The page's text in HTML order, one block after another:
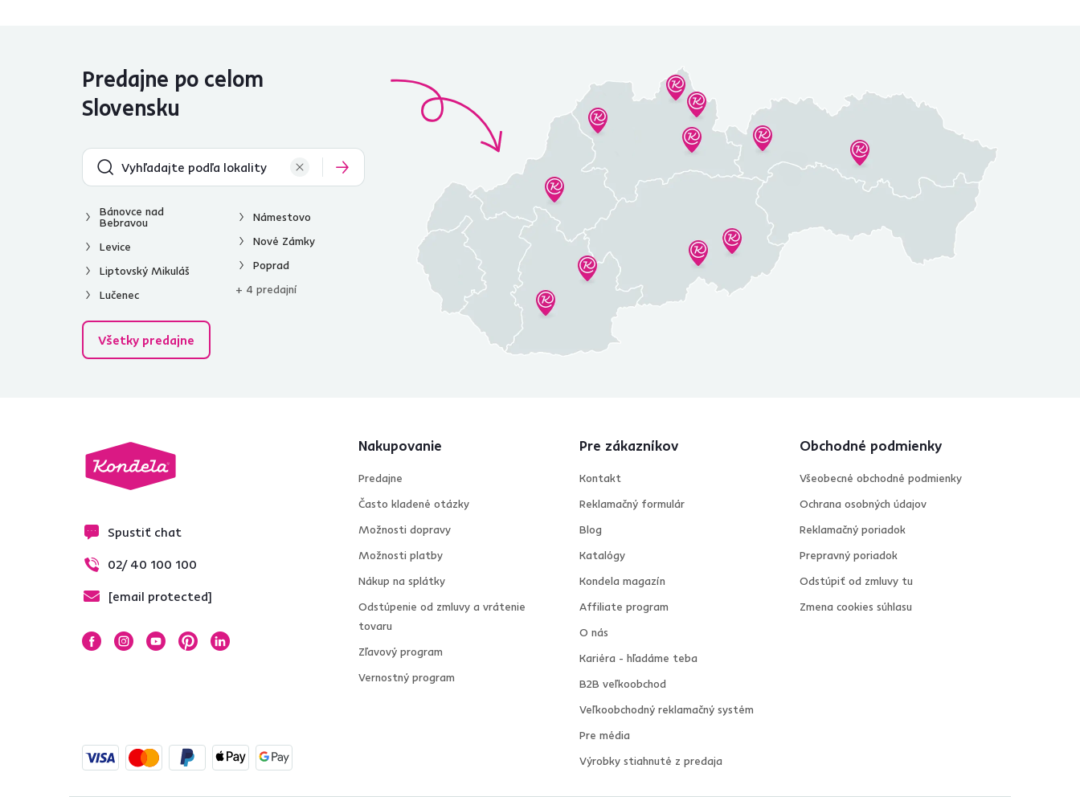
Jedáleň 2
S LED osvetlením
Nie
S dvierkami
Áno
Nie
LED osvetlenie
Vitrína
TV stolík
Štýl
Predajne po celom
Slovensku
Bánovce nad
Bebravou
Levice
Liptovský Mikuláš
Lučenec
Námestovo
Nové Zámky
Poprad
+ 4 predajní
Všetky predajne
Spustiť chat
02/ 40 100 100
[email protected]
Nakupovanie
Predajne
Často kladené otázky
Možnosti dopravy
Možnosti platby
Nákup na splátky
Odstúpenie od zmluvy a vrátenie
tovaru
Zľavový program
Vernostný program
Pre zákazníkov
Kontakt
Reklamačný formulár
Blog
Katalógy
Kondela magazín
Affiliate program
O nás
Kariéra - hľadáme teba
B2B veľkoobchod
Veľkoobchodný reklamačný systém
Pre média
Výrobky stiahnuté z predaja
Obchodné podmienky
Všeobecné obchodné podmienky
Ochrana osobných údajov
Reklamačný poriadok
Prepravný poriadok
Odstúpiť od zmluvy tu
Zmena cookies súhlasu